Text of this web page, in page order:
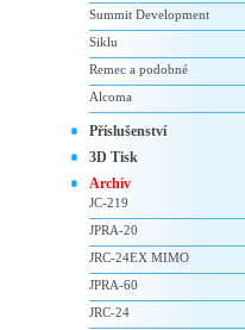
Summit Development
Siklu
Remec a podobné
Alcoma
Příslušenství
3D Tisk
Archiv
JC-219
JPRA-20
JRC-24EX MIMO
JPRA-60
JRC-24